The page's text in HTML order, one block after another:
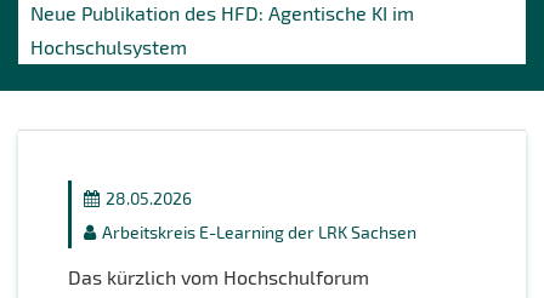
Neue Publikation des HFD: Agentische KI im
Hochschulsystem
28.05.2026
Arbeitskreis E-Learning der LRK Sachsen
Das kürzlich vom Hochschulforum